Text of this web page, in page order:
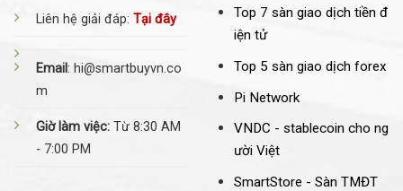
Liên hệ giải đáp: Tại đây
Email: hi@smartbuyvn.co
m
Giờ làm việc: Từ 8:30 AM
- 7:00 PM
Top 7 sàn giao dịch tiền đ
iện tử
Top 5 sàn giao dịch forex
Pi Network
VNDC - stablecoin cho ng
ười Việt
SmartStore - Sàn TMĐT